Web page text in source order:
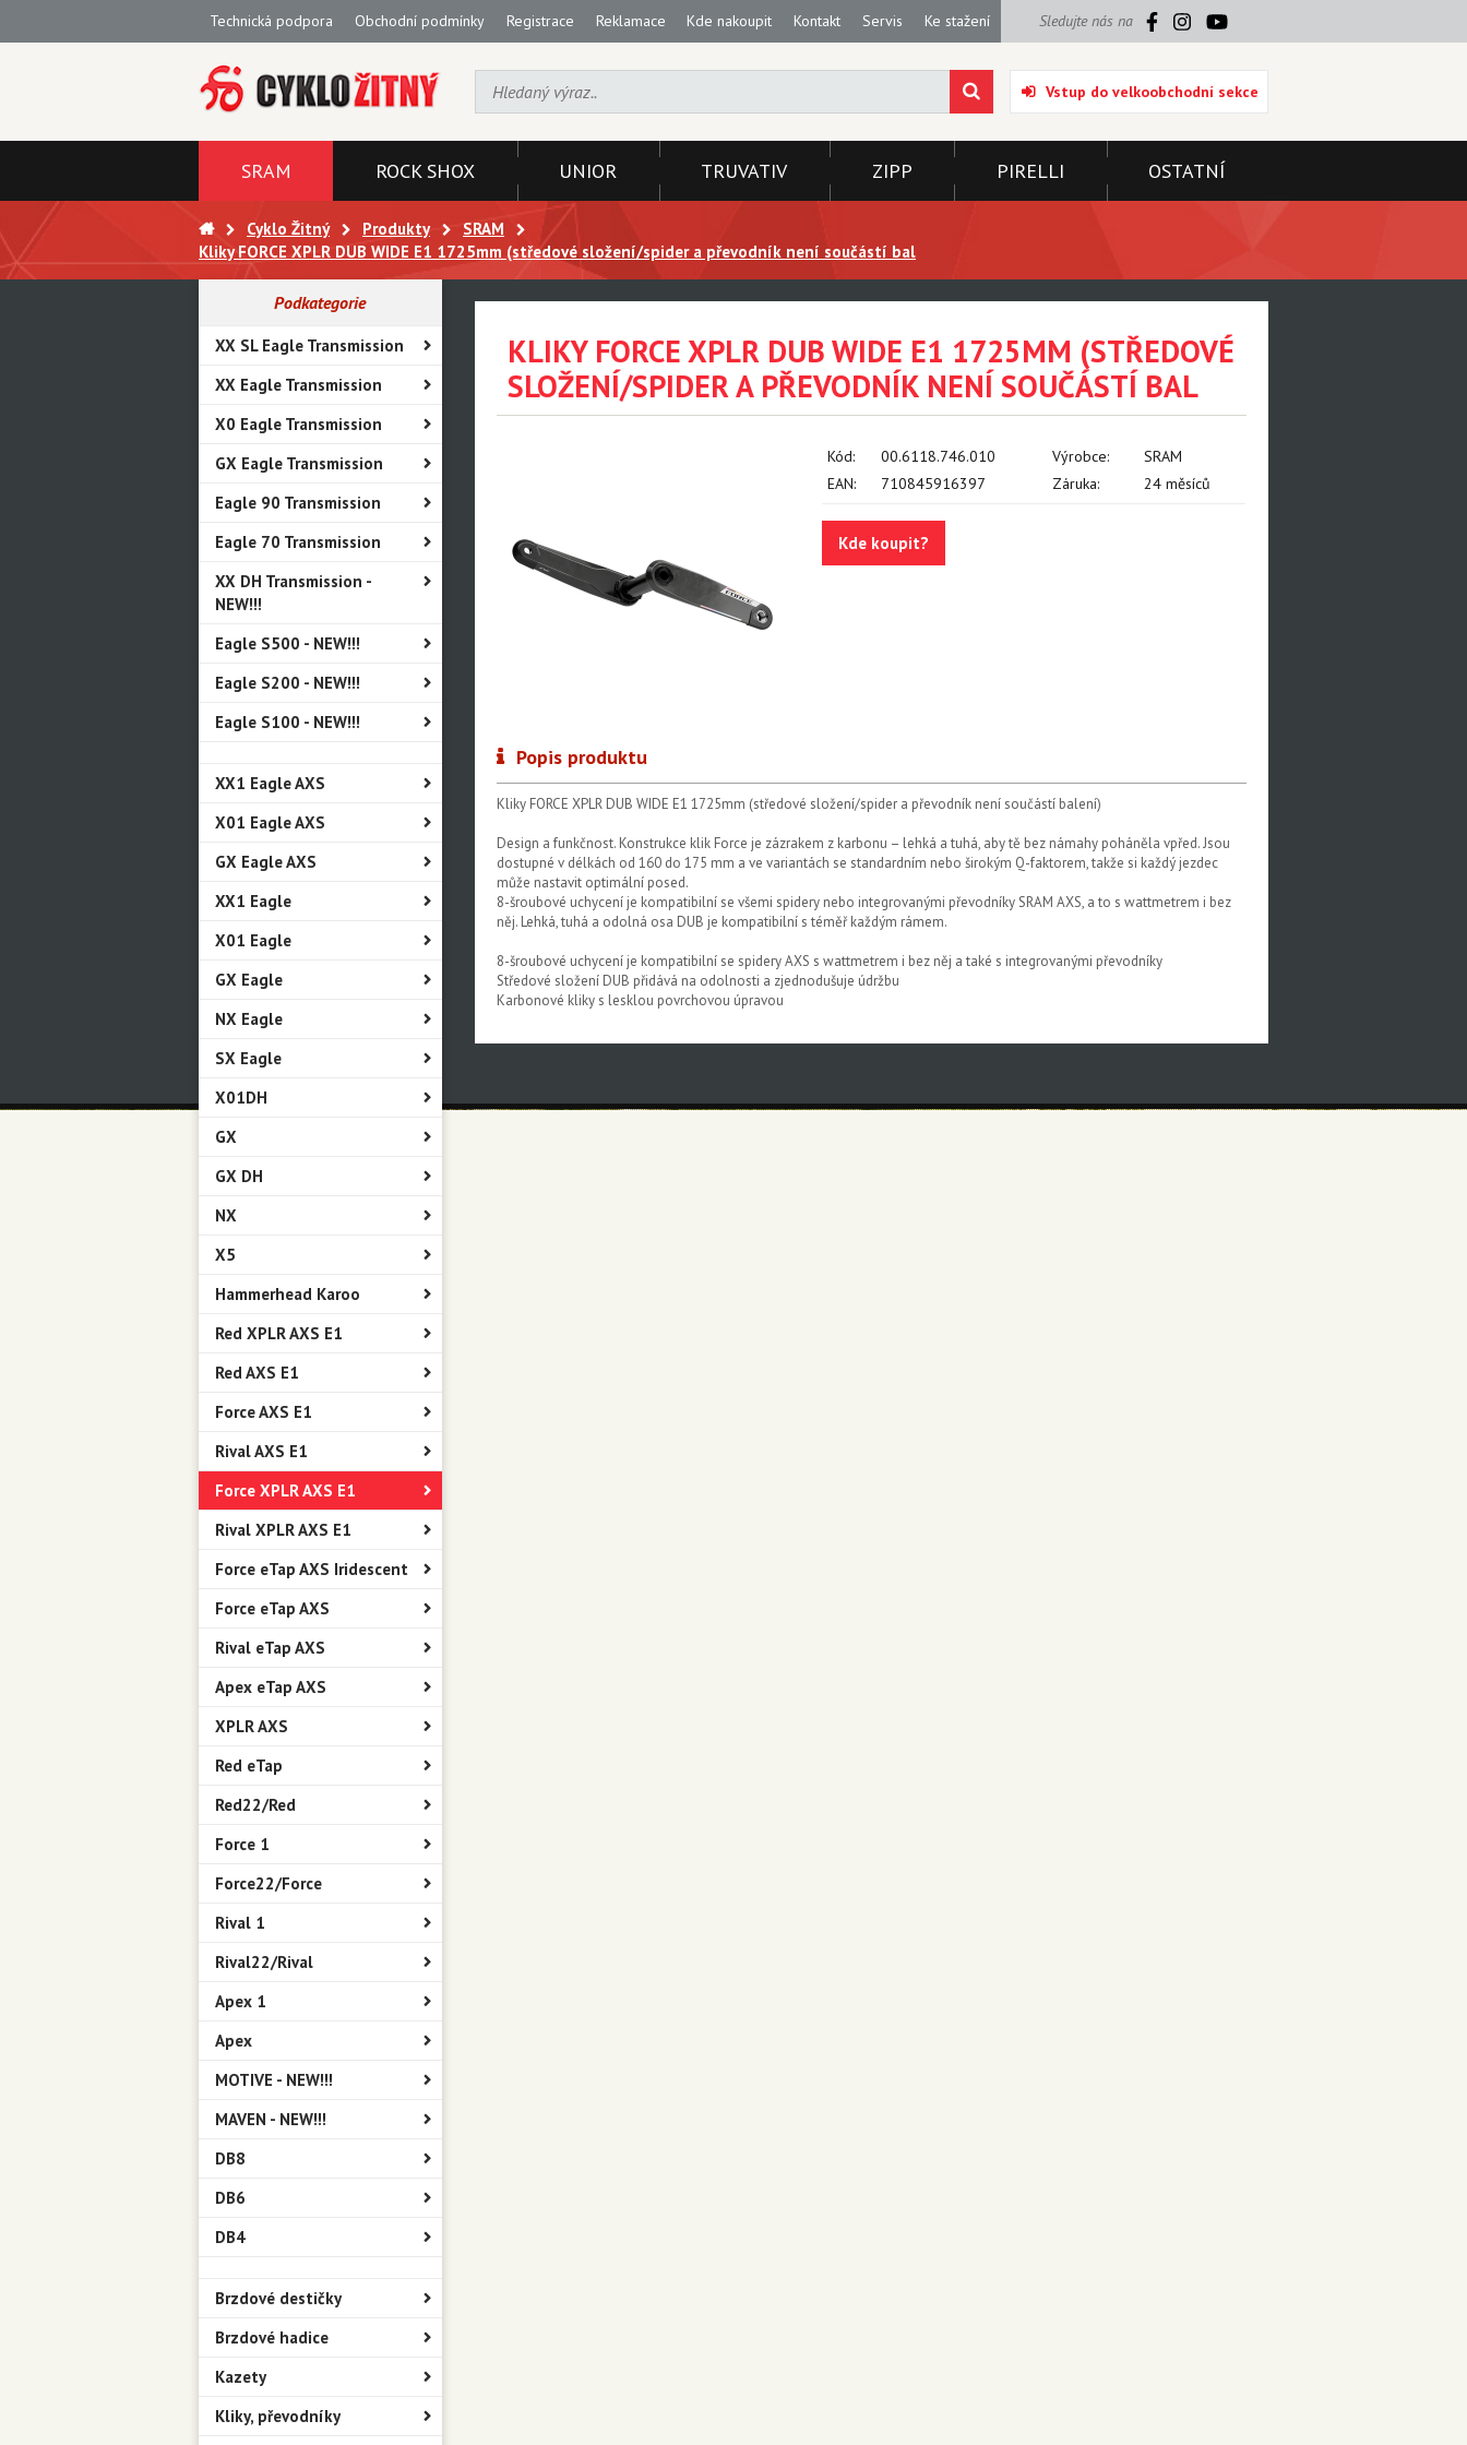
Technická podpora Obchodní podmínky Registrace Reklamace Kde nakoupit Kontakt Servis Ke stažení Sledujte nás na
Vstup do velkoobchodní sekce
SRAM ROCK SHOX UNIOR TRUVATIV ZIPP PIRELLI OSTATNÍ
Cyklo Žitný Produkty
SRAM
Kliky FORCE XPLR DUB WIDE E1 1725mm (středové složení/spider a převodník není součástí bal
Podkategorie
XX SL Eagle Transmission
XX Eagle Transmission
X0 Eagle Transmission
GX Eagle Transmission
Eagle 90 Transmission
Eagle 70 Transmission
XX DH Transmission -
NEW!!!
Eagle S500 - NEW!!!
Eagle S200 - NEW!!!
Eagle S100 - NEW!!!
XX1 Eagle AXS
X01 Eagle AXS
GX Eagle AXS
XX1 Eagle
X01 Eagle
GX Eagle
NX Eagle
SX Eagle
X01DH
GX
GX DH
NX
X5
Hammerhead Karoo
Red XPLR AXS E1
Red AXS E1
Force AXS E1
Rival AXS E1
Force XPLR AXS E1
Rival XPLR AXS E1
Force eTap AXS Iridescent
Force eTap AXS
Rival eTap AXS
Apex eTap AXS
XPLR AXS
Red eTap
Red22/Red
Force 1
Force22/Force
Rival 1
Rival22/Rival
Apex 1
Apex
MOTIVE - NEW!!!
MAVEN - NEW!!!
DB8
DB6
DB4
Brzdové destičky
Brzdové hadice
Kazety
Kliky, převodníky
KLIKY FORCE XPLR DUB WIDE E1 1725MM (STŘEDOVÉ
SLOŽENÍ/SPIDER A PŘEVODNÍK NENÍ SOUČÁSTÍ BAL
Kód: 00.6118.746.010 Výrobce:
SRAM
EAN:
710845916397 Záruka: 24 měsíců
Kde koupit?
Popis produktu
Kliky FORCE XPLR DUB WIDE E1 1725mm (středové složení/spider a převodník není součástí balení)
Design a funkčnost. Konstrukce klik Force je zázrakem z karbonu – lehká a tuhá, aby tě bez námahy poháněla vpřed. Jsou
dostupné v délkách od 160 do 175 mm a ve variantách se standardním nebo širokým Q-faktorem, takže si každý jezdec
může nastavit optimální posed.
8-šroubové uchycení je kompatibilní se všemi spidery nebo integrovanými převodníky SRAM AXS, a to s wattmetrem i bez
něj. Lehká, tuhá a odolná osa DUB je kompatibilní s téměř každým rámem.
8-šroubové uchycení je kompatibilní se spidery AXS s wattmetrem i bez něj a také s integrovanými převodníky
Středové složení DUB přidává na odolnosti a zjednodušuje údržbu
Karbonové kliky s lesklou povrchovou úpravou